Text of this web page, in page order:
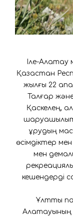
Іле-Алатау
Қазақстан
жылғы 22
Талғар
Қаскелең,
құрудың
өсімдіктер
мен
кешендерді
Ұлттық
Алатауының